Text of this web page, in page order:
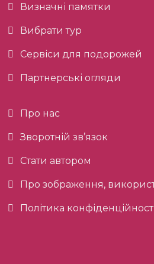
Визначні памятки
Вибрати тур
Сервіси для подорожей
Партнерські огляди
Про нас
Зворотній зв’язок
Стати автором
Про зображення,
Політика